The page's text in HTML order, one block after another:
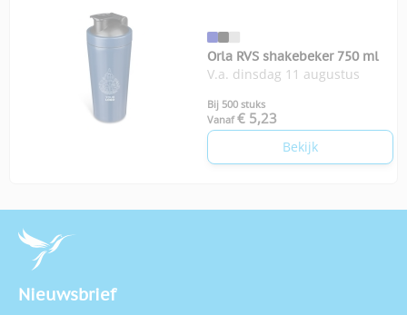
Orla RVS shakebeker 750 ml
V.a. dinsdag 11 augustus
Bij 500 stuks
Vanaf € 5,23
Bekijk
Nieuwsbrief